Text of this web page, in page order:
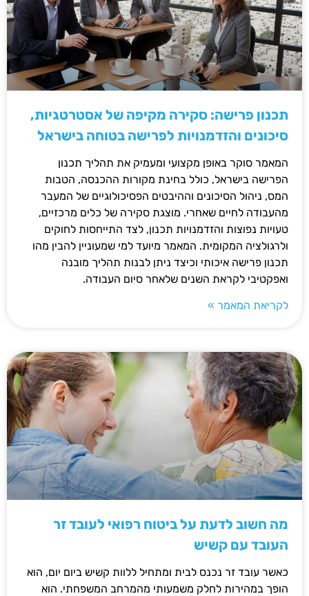
תכנון פרישה: סקירה מקיפה של אסטרטגיות,
סיכונים והזדמנויות לפרישה בטוחה בישראל
המאמר סוקר באופן מקצועי ומעמיק את תהליך תכנון
הפרישה בישראל, כולל בחינת מקורות ההכנסה, הטבות
המס, ניהול הסיכונים וההיבטים הפסיכולוגיים של המעבר
מהעבודה לחיים שאחרי. מוצגת סקירה של כלים מרכזיים,
טעויות נפוצות והזדמנויות תכנון, לצד התייחסות לחוקים
ולרגולציה המקומית. המאמר מיועד למי שמעוניין להבין מהו
תכנון פרישה איכותי וכיצד ניתן לבנות תהליך מובנה
ואפקטיבי לקראת השנים שלאחר סיום העבודה.
לקריאת המאמר »
מה חשוב לדעת על ביטוח רפואי לעובד זר
העובד עם קשיש
כאשר עובד זר נכנס לבית ומתחיל ללוות קשיש ביום יום, הוא
הופך במהירות לחלק משמעותי מהמרחב המשפחתי. הוא